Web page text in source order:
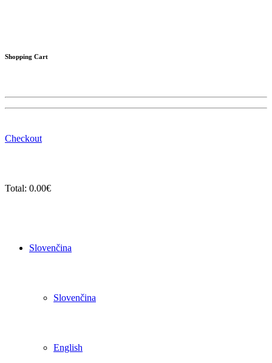
Shopping Cart
Checkout
Total: 0.00€
Slovenčina
Slovenčina
English